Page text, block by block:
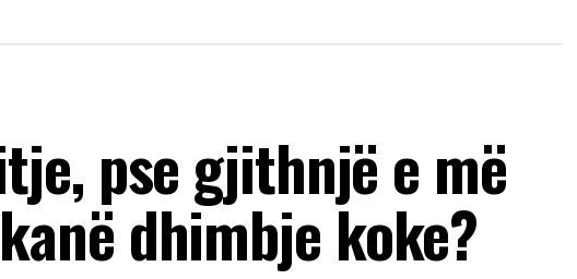
pse gjithnjë e më
dhimbje koke?